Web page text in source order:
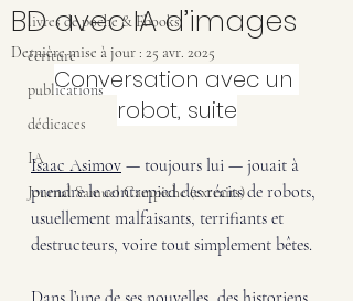
livres de poche & Ebooks
écriture
publications
dédicaces
IA
Journal Samuel Campiche (extraits)
BD avec IA d’images
Dernière mise à jour : 25 avr. 2025
Conversation avec un
robot, suite
Isaac Asimov — toujours lui — jouait à
prendre le contrepied des récits de robots,
usuellement malfaisants, terrifiants et
destructeurs, voire tout simplement bêtes.